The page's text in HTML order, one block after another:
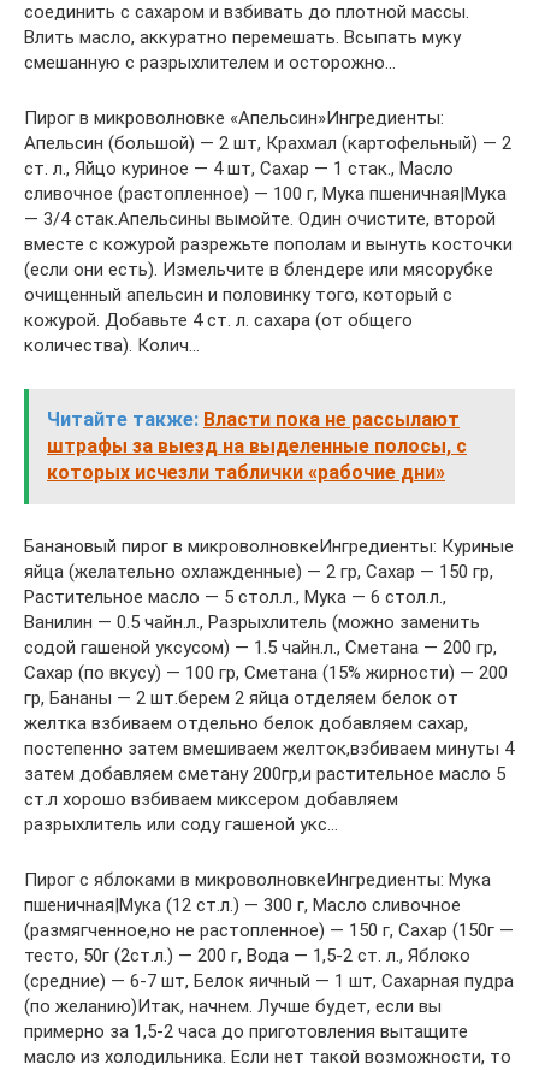
соединить с сахаром и взбивать до плотной массы.
Влить масло, аккуратно перемешать. Всыпать муку
смешанную с разрыхлителем и осторожно…
Пирог в микроволновке «Апельсин»Ингредиенты:
Апельсин (большой) — 2 шт, Крахмал (картофельный) — 2
ст. л., Яйцо куриное — 4 шт, Сахар — 1 стак., Масло
сливочное (растопленное) — 100 г, Мука пшеничная|Мука
— 3/4 стак.Апельсины вымойте. Один очистите, второй
вместе с кожурой разрежьте пополам и вынуть косточки
(если они есть). Измельчите в блендере или мясорубке
очищенный апельсин и половинку того, который с
кожурой. Добавьте 4 ст. л. сахара (от общего
количества). Колич…
Читайте также: Власти пока не рассылают
штрафы за выезд на выделенные полосы, с
которых исчезли таблички «рабочие дни»
Банановый пирог в микроволновкеИнгредиенты: Куриные
яйца (желательно охлажденные) — 2 гр, Сахар — 150 гр,
Растительное масло — 5 стол.л., Мука — 6 стол.л.,
Ванилин — 0.5 чайн.л., Разрыхлитель (можно заменить
содой гашеной уксусом) — 1.5 чайн.л., Сметана — 200 гр,
Сахар (по вкусу) — 100 гр, Сметана (15% жирности) — 200
гр, Бананы — 2 шт.берем 2 яйца отделяем белок от
желтка взбиваем отдельно белок добавляем сахар,
постепенно затем вмешиваем желток,взбиваем минуты 4
затем добавляем сметану 200гр,и растительное масло 5
ст.л хорошо взбиваем миксером добавляем
разрыхлитель или соду гашеной укс…
Пирог с яблоками в микроволновкеИнгредиенты: Мука
пшеничная|Мука (12 ст.л.) — 300 г, Масло сливочное
(размягченное,но не растопленное) — 150 г, Сахар (150г —
тесто, 50г (2ст.л.) — 200 г, Вода — 1,5-2 ст. л., Яблоко
(средние) — 6-7 шт, Белок яичный — 1 шт, Сахарная пудра
(по желанию)Итак, начнем. Лучше будет, если вы
примерно за 1,5-2 часа до приготовления вытащите
масло из холодильника. Если нет такой возможности, то